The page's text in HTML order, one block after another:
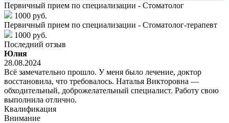
Первичный прием по специализации - Стоматолог
1000 руб.
Первичный прием по специализации - Стоматолог-терапевт
1000 руб.
Последний отзыв
Юлия
28.08.2024
Всё замечательно прошло. У меня было лечение, доктор
восстановила, что требовалось. Наталья Викторовна —
обходительный, доброжелательный специалист. Работу свою
выполнила отлично.
Квалификация
Внимание